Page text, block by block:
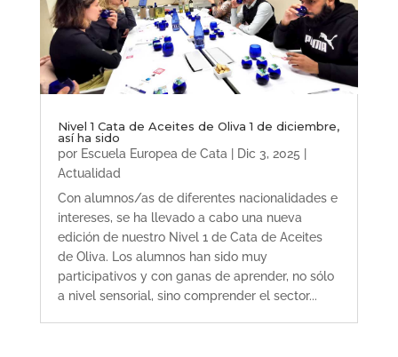
Nivel 1 Cata de Aceites de Oliva 1 de diciembre,
así ha sido
por Escuela Europea de Cata| Dic 3, 2025
Actualidad
Con alumnos/as de diferentes nacionalidades e
intereses, se ha llevado a cabo una nueva
edición de nuestro Nivel 1 de Cata de Aceites
de Oliva. Los alumnos han sido muy
participativos y con ganas de aprender, no sólo
a nivel sensorial, sino comprender el sector...